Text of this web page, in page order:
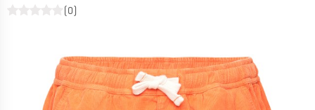
(0)